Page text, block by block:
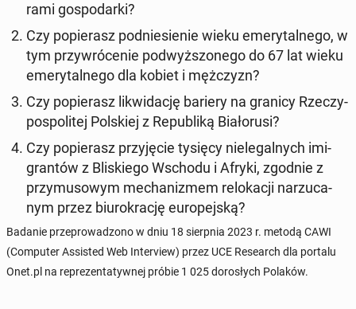
ra­mi go­spo­dar­ki?
Czy po­pie­rasz pod­nie­sie­nie wieku eme­ry­tal­ne­go, w
tym przy­wró­ce­nie pod­wyż­szo­ne­go do 67 lat wieku
eme­ry­tal­ne­go dla kobiet i męż­czyzn?
Czy po­pie­rasz li­kwi­da­cję bariery na granicy Rze­czy­
po­spo­li­tej Pol­skiej z Re­pu­bli­ką Bia­ło­ru­si?
Czy po­pie­rasz przy­ję­cie tysięcy nie­le­gal­nych imi­
gran­tów z Bli­skie­go Wschodu i Afryki, zgodnie z
przy­mu­so­wym me­cha­ni­zmem re­lo­ka­cji na­rzu­ca­
nym przez biu­ro­kra­cję eu­ro­pej­ską?
Badanie prze­pro­wa­dzo­no w dniu 18 sierp­nia 2023 r. metodą CAWI
(Com­pu­ter As­si­sted Web In­te­rview) przez UCE Re­se­arch dla portalu
Onet.pl na re­pre­zen­ta­tyw­nej próbie 1 025 do­ro­słych Polaków.